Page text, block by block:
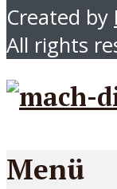
Created by
All rights
Menü